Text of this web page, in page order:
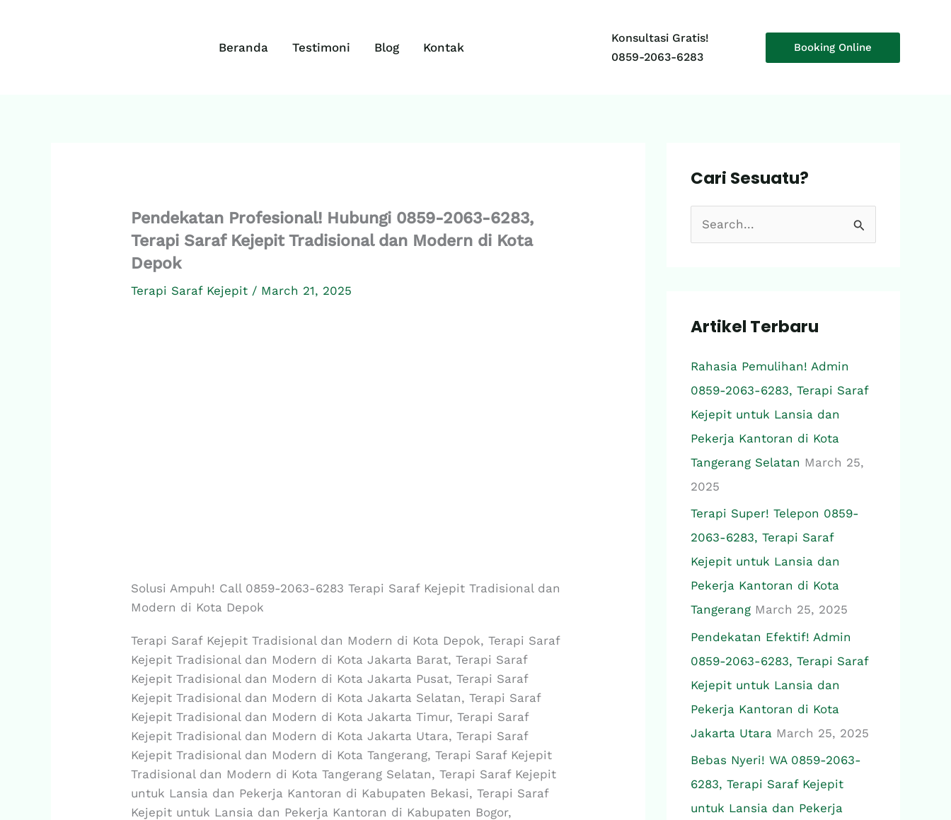
Beranda Testimoni Blog Kontak
Konsultasi Gratis!
0859-2063-6283
Booking Online
Pendekatan Profesional! Hubungi 0859-2063-6283,
Terapi Saraf Kejepit Tradisional dan Modern di Kota
Depok
Terapi Saraf Kejepit / March 21, 2025
Solusi Ampuh! Call 0859-2063-6283 Terapi Saraf Kejepit Tradisional dan
Modern di Kota Depok
Terapi Saraf Kejepit Tradisional dan Modern di Kota Depok, Terapi Saraf
Kejepit Tradisional dan Modern di Kota Jakarta Barat, Terapi Saraf
Kejepit Tradisional dan Modern di Kota Jakarta Pusat, Terapi Saraf
Kejepit Tradisional dan Modern di Kota Jakarta Selatan, Terapi Saraf
Kejepit Tradisional dan Modern di Kota Jakarta Timur, Terapi Saraf
Kejepit Tradisional dan Modern di Kota Jakarta Utara, Terapi Saraf
Kejepit Tradisional dan Modern di Kota Tangerang, Terapi Saraf Kejepit
Tradisional dan Modern di Kota Tangerang Selatan, Terapi Saraf Kejepit
untuk Lansia dan Pekerja Kantoran di Kabupaten Bekasi, Terapi Saraf
Kejepit untuk Lansia dan Pekerja Kantoran di Kabupaten Bogor,
Cari Sesuatu?
c
f
o
r
:
Artikel Terbaru
Rahasia Pemulihan! Admin
0859-2063-6283, Terapi Saraf
Kejepit untuk Lansia dan
Pekerja Kantoran di Kota
Tangerang Selatan March 25,
2025
Terapi Super! Telepon 0859-
2063-6283, Terapi Saraf
Kejepit untuk Lansia dan
Pekerja Kantoran di Kota
Tangerang March 25, 2025
Pendekatan Efektif! Admin
0859-2063-6283, Terapi Saraf
Kejepit untuk Lansia dan
Pekerja Kantoran di Kota
Jakarta Utara March 25, 2025
Bebas Nyeri! WA 0859-2063-
6283, Terapi Saraf Kejepit
untuk Lansia dan Pekerja